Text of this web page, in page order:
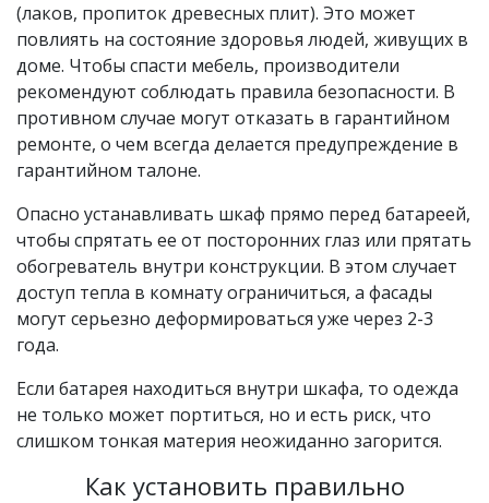
(лаков, пропиток древесных плит). Это может
повлиять на состояние здоровья людей, живущих в
доме. Чтобы спасти мебель, производители
рекомендуют соблюдать правила безопасности. В
противном случае могут отказать в гарантийном
ремонте, о чем всегда делается предупреждение в
гарантийном талоне.
Опасно устанавливать шкаф прямо перед батареей,
чтобы спрятать ее от посторонних глаз или прятать
обогреватель внутри конструкции. В этом случает
доступ тепла в комнату ограничиться, а фасады
могут серьезно деформироваться уже через 2-3
года.
Если батарея находиться внутри шкафа, то одежда
не только может портиться, но и есть риск, что
слишком тонкая материя неожиданно загорится.
Как установить правильно